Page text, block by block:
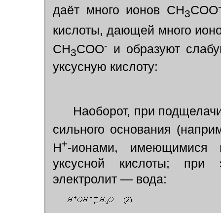
даёт много ионов CH3COO-
кислоты, дающей много
CH3COO-
и образуют
уксусную кислоту:
Наоборот, при
сильного основания
Н+-ионами, имеющимися
уксусной кислоты; при
электролит — вода: